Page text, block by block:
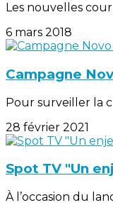
Les nouvelles
6 mars 2018
Campagne
Pour surveiller la
28 février 2021
Spot TV "Un
À l’occasion du